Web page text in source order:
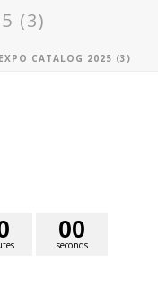
(3)
CATALOG 2025 (3)
seconds
00